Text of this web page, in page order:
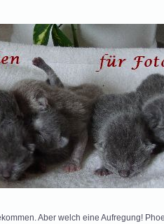
Aber welch eine Aufregung!